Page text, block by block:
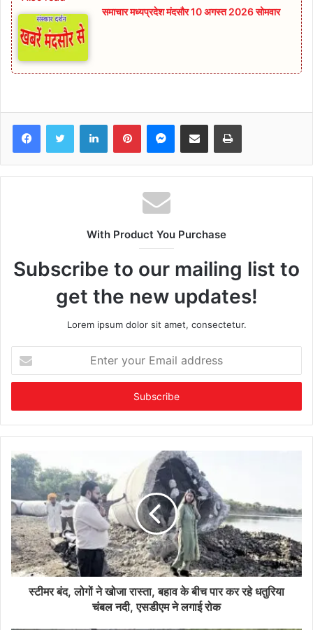
समाचार मध्यप्रदेश मंदसौर 10 अगस्त 2026 सोमवार
FacebookTwitter LinkedInPinterestMessenger
Share via Email Print
With Product You Purchase
Subscribe to our mailing list to
get the new updates!
Lorem ipsum dolor sit amet, consectetur.
your
Email
स्टीमर बंद, लोगों ने खोजा रास्ता, बहाव के बीच पार कर रहे धतुरिया
चंबल नदी, एसडीएम ने लगाई रोक